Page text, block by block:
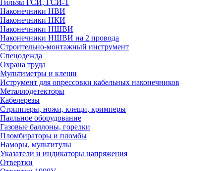
Гильзы ГСИ, ГСИ-Т
Наконечники НВИ
Наконечники НКИ
Наконечники НШВИ
Наконечники НШВИ на 2 провода
Строительно-монтажный инструмент
Спецодежда
Охрана труда
Мультиметры и клещи
Иструмент для опрессовки кабельных наконечников
Металлодетекторы
Кабелерезы
Стрипперы, ножи, клещи, кримперы
Паяльное оборудование
Газовые баллоны, горелки
Пломбираторы и пломбы
Наморы, мультитулы
Указатели и индикаторы напряжения
Отвертки